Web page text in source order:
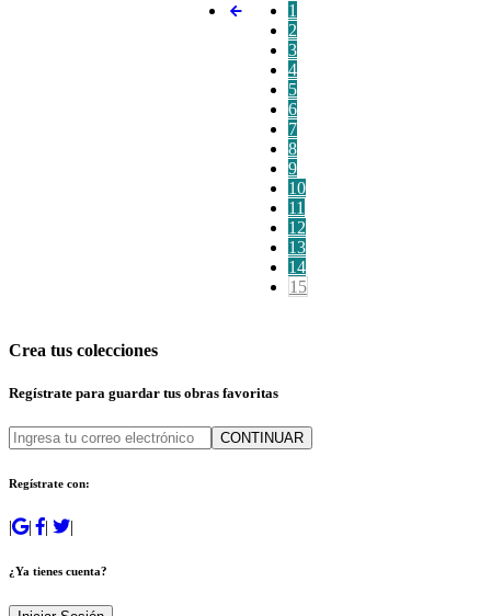
1
2
3
4
5
6
7
8
9
10
11
12
13
14
15
Crea tus colecciones
Regístrate para guardar tus obras favoritas
CONTINUAR
Regístrate con:
| | | |
¿Ya tienes cuenta?